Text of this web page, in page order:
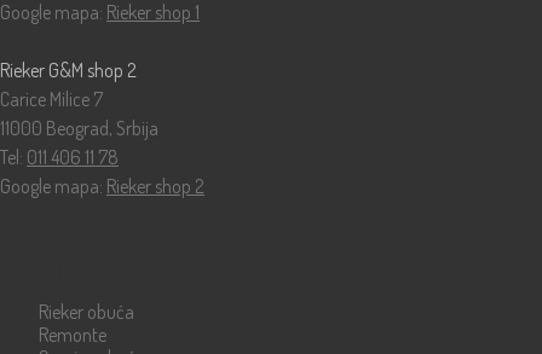
Google mapa: Rieker shop 1
Rieker G&M shop 2
Carice Milice 7
11000 Beograd, Srbija
Tel: 011 406 11 78
Google mapa: Rieker shop 2
Rieker obuća
Remonte